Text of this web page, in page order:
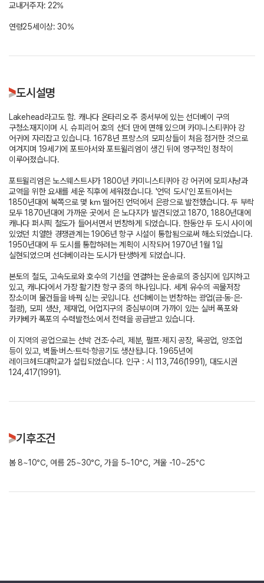
교내거주자: 22%
도시설명
Lakehead라고도 함. 캐나다 온타리오 주 중서부에 있는 선더베이 구의
구청소재지이며 시. 슈피리어 호의 선더 만에 면해 있으며 카미니스티퀴아 강
어귀에 자리잡고 있습니다. 1678년 프랑스의 모피상들이 처음 점거한 것으로
여겨지며 19세기에 포트아서와 포트윌리엄이 생긴 뒤에 영구적인 정착이
이루어졌습니다.
포트윌리엄은 노스웨스트사가 1800년 카미니스티퀴아 강 어귀에 모피사냥과
교역을 위한 요새를 세운 직후에 세워졌습니다. '언덕 도시'인 포트아서는
1850년대에 북쪽으로 몇 ㎞ 떨어진 언덕에서 은광으로 발전했습니다. 두 부락
모두 1870년대에 가까운 곳에서 은 노다지가 발견되었고 1870, 1880년대에
캐나다 퍼시픽 철도가 들어서면서 번창하게 되었습니다. 한동안 두 도시 사이에
있었던 치열한 경쟁관계는 1906년 항구 시설이 통합됨으로써 해소되었습니다.
1950년대에 두 도시를 통합하려는 계획이 시작되어 1970년 1월 1일
실현되었으며 선더베이라는 도시가 탄생하게 되었습니다.
본토의 철도, 고속도로와 호수의 기선을 연결하는 운송로의 중심지에 입지하고
있고, 캐나다에서 가장 활기찬 항구 중의 하나입니다. 세계 유수의 곡물저장
장소이며 물건들을 바꿔 싣는 곳입니다. 선더베이는 번창하는 광업(금·동·은·
철광), 모피 생산, 제재업, 어업지구의 중심부이며 가까이 있는 실버 폭포와
카카베카 폭포의 수력발전소에서 전력을 공급받고 있습니다.
이 지역의 공업으로는 선박 건조·수리, 제분, 펄프·제지 공장, 목공업, 양조업
등이 있고, 벽돌·버스·트럭·항공기도 생산됩니다. 1965년에
레이크헤드대학교가 설립되었습니다. 인구 : 시 113,746(1991), 대도시권
124,417(1991).
기후조건
봄 8~10℃, 여름 25~30℃, 가을 5~10℃, 겨울 -10~25℃